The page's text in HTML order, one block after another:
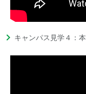
キャンパス見学４：